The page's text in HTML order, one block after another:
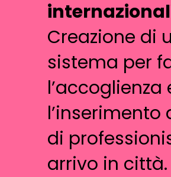
Creazione di
sistema per
l’accoglienza
di
arrivo in città.